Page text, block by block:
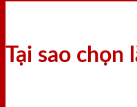
Tại sao chọn